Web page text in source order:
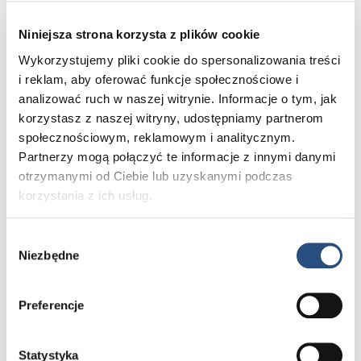
Niniejsza strona korzysta z plików cookie
Wykorzystujemy pliki cookie do spersonalizowania treści
i reklam, aby oferować funkcje społecznościowe i
analizować ruch w naszej witrynie. Informacje o tym, jak
korzystasz z naszej witryny, udostępniamy partnerom
społecznościowym, reklamowym i analitycznym.
Partnerzy mogą połączyć te informacje z innymi danymi
otrzymanymi od Ciebie lub uzyskanymi podczas
korzystania z ich usług.
zgody
Niezbędne
Preferencje
Statystyka
Samochód z napędem hybrydowym może w zależności
od sytuacji (oraz woli kierowcy) jechać zarówno
na dwóch uzupełniających się silnikach, jak i tylko
na jednym z nich. Zasada ta nie dotyczy napędu mild-
hybrid, czyli miękkiej hybrydy, w której elektryczny silnik
nie działa samodzielnie, a tylko wspomaga aktywnie
ruszanie oraz hamowanie, ale więcej szczegółów
o rodzajach napędów hybrydowych przeczytasz
Kolejnym niezwykle istotnym elementem hybryd jest
odzyskiwanie energii kinetycznej podczas hamowania.
przekazywana jest do baterii, dzięki czemu aktywnie